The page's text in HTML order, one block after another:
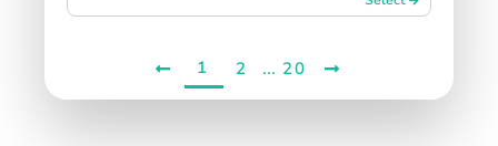
1 2 ... 20